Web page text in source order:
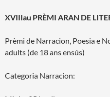
XVIIIau PRÈMI ARAN DE
Prèmi de Narracion, Poesia e
adults (de 18 ans ensús)
Categoria Narracion: